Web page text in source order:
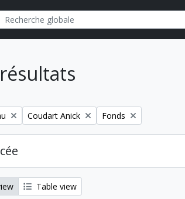
options
Remove filter:
Coudart Anick Remove filter:
Fonds
Table view